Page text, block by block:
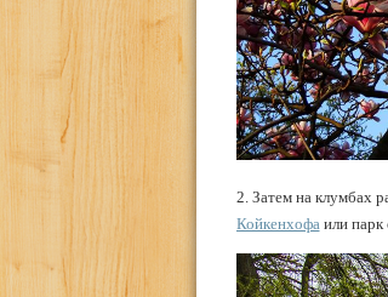
2. Затем на клумбах
Койкенхофа или парк